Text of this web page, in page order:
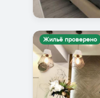
Жильё проверено